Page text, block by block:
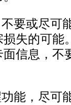
或尽可
失的可能
信息，不
，尽可